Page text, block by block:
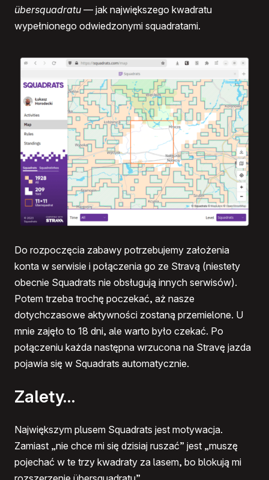
übersquadratu — jak największego kwadratu
wypełnionego odwiedzonymi squadratami.
Do rozpoczęcia zabawy potrzebujemy założenia
konta w serwisie i połączenia go ze Stravą (niestety
obecnie Squadrats nie obsługują innych serwisów).
Potem trzeba trochę poczekać, aż nasze
dotychczasowe aktywności zostaną przemielone. U
mnie zajęło to 18 dni, ale warto było czekać. Po
połączeniu każda następna wrzucona na Stravę jazda
pojawia się w Squadrats automatycznie.
Zalety…
Największym plusem Squadrats jest motywacja.
Zamiast „nie chce mi się dzisiaj ruszać” jest „muszę
pojechać w te trzy kwadraty za lasem, bo blokują mi